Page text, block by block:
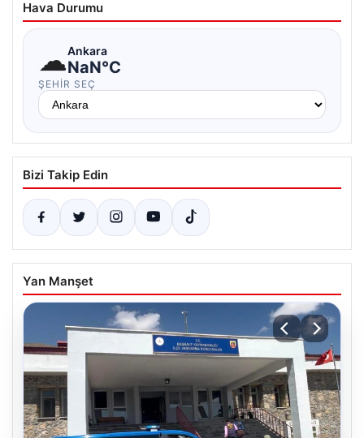
Hava Durumu
☁Ankara
NaN°C
ŞEHIR SEÇ
Bizi Takip Edin
Yan Manşet